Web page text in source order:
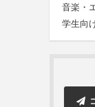
音楽・
学生向